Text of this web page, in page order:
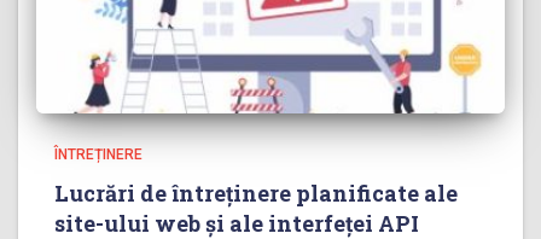
ÎNTREȚINERE
Lucrări de întreținere planificate ale
site-ului web și ale interfeței API